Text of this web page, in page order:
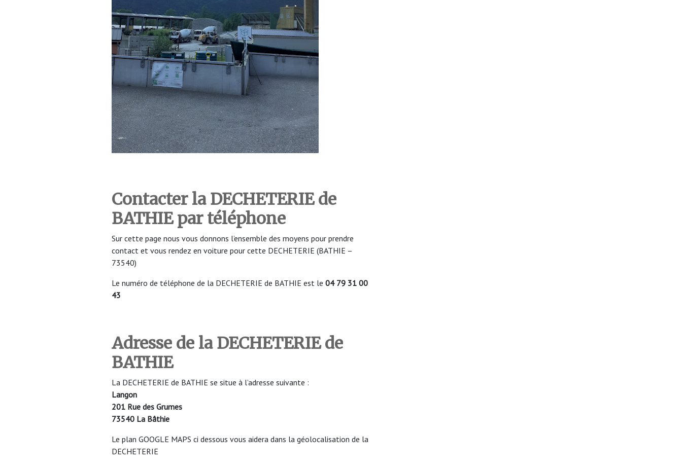
Contacter la DECHETERIE de
BATHIE par téléphone
Sur cette page nous vous donnons l’ensemble des moyens pour prendre
contact et vous rendez en voiture pour cette DECHETERIE (BATHIE –
73540)
Le numéro de téléphone de la DECHETERIE de BATHIE est le 04 79 31 00
43
Adresse de la DECHETERIE de
BATHIE
La DECHETERIE de BATHIE se situe à l’adresse suivante :
Langon
201 Rue des Grumes
73540 La Bâthie
Le plan GOOGLE MAPS ci dessous vous aidera dans la géolocalisation de la
DECHETERIE